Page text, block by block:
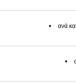
ανά